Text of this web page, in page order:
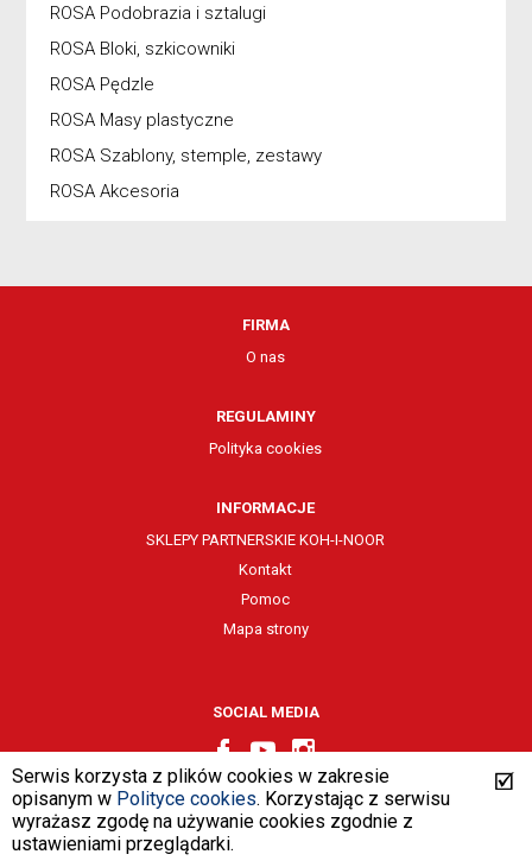
ROSA Podobrazia i sztalugi
ROSA Bloki, szkicowniki
ROSA Pędzle
ROSA Masy plastyczne
ROSA Szablony, stemple, zestawy
ROSA Akcesoria
FIRMA
O nas
REGULAMINY
Polityka cookies
INFORMACJE
SKLEPY PARTNERSKIE KOH-I-NOOR
Kontakt
Pomoc
Mapa strony
SOCIAL MEDIA
Serwis korzysta z plików cookies w zakresie
opisanym w Polityce cookies. Korzystając z serwisu
wyrażasz zgodę na używanie cookies zgodnie z
ustawieniami przeglądarki.